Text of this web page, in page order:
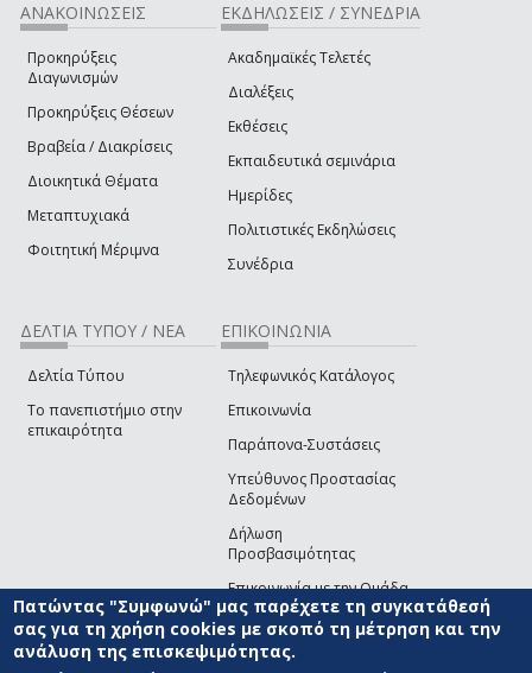
ΑΝΑΚΟΙΝΩΣΕΙΣ
Προκηρύξεις
Διαγωνισμών
Προκηρύξεις Θέσεων
Βραβεία / Διακρίσεις
Διοικητικά Θέματα
Μεταπτυχιακά
Φοιτητική Μέριμνα
ΕΚΔΗΛΩΣΕΙΣ / ΣΥΝΕΔΡΙΑ
Ακαδημαϊκές Τελετές
Διαλέξεις
Εκθέσεις
Εκπαιδευτικά σεμινάρια
Ημερίδες
Πολιτιστικές Εκδηλώσεις
Συνέδρια
ΔΕΛΤΙΑ ΤΥΠΟΥ / ΝΕΑ
Δελτία Τύπου
Το πανεπιστήμιο στην
επικαιρότητα
ΕΠΙΚΟΙΝΩΝΙΑ
Τηλεφωνικός Κατάλογος
Επικοινωνία
Παράπονα-Συστάσεις
Υπεύθυνος Προστασίας
Δεδομένων
Δήλωση
Προσβασιμότητας
Επικοινωνία με την Ομάδα
Ανάπτυξης του site(link sends e-mail)
© ΠΑΝΕΠΙΣΤΗΜΙΟ ΑΙΓΑΙΟΥ ΟΡΟΙ ΧΡΗΣΗΣ
Πατώντας "Συμφωνώ" μας παρέχετε τη συγκατάθεσή
σας για τη χρήση cookies με σκοπό τη μέτρηση και την
ανάλυση της επισκεψιμότητας.